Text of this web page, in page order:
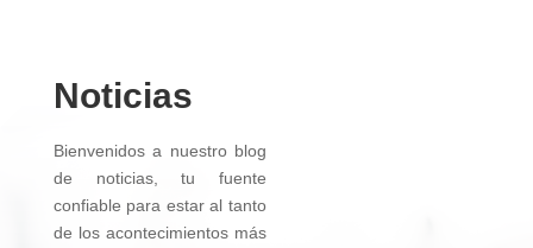
Noticias
Bienvenidos a nuestro blog
de noticias, tu fuente
confiable para estar al tanto
de los acontecimientos más